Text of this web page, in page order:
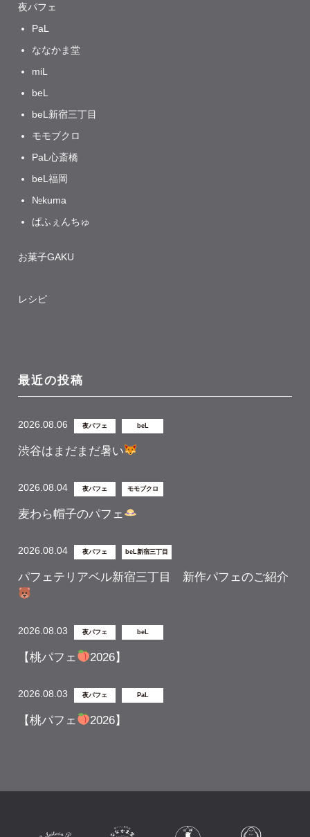
夜パフェ
PaL
ななかま堂
miL
beL
beL新宿三丁目
モモブクロ
PaL心斎橋
beL福岡
№kuma
ぱふぇんちゅ
お菓子GAKU
レシピ
最近の投稿
2026.08.06 夜パフェ beL
渋谷はまだまだ暑い
2026.08.04 夜パフェ モモブクロ
麦わら帽子のパフェ
2026.08.04 夜パフェ beL新宿三丁目
パフェテリアベル新宿三丁目 新作パフェのご紹介
2026.08.03 夜パフェ beL
【桃パフェ 2026】
2026.08.03 夜パフェ PaL
【桃パフェ 2026】